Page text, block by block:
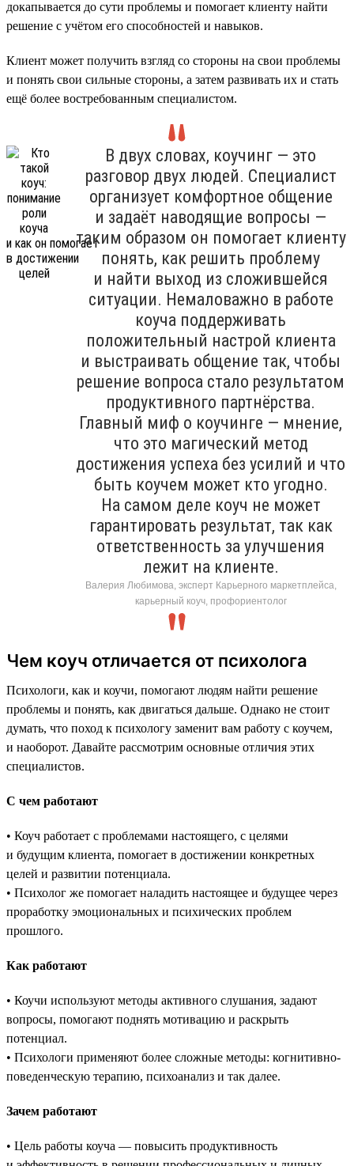
докапывается до сути проблемы и помогает клиенту найти
решение с учётом его способностей и навыков.
Клиент может получить взгляд со стороны на свои проблемы
и понять свои сильные стороны, а затем развивать их и стать
ещё более востребованным специалистом.
В двух словах, коучинг — это
разговор двух людей. Специалист
организует комфортное общение
и задаёт наводящие вопросы —
таким образом он помогает клиенту
понять, как решить проблему
и найти выход из сложившейся
ситуации. Немаловажно в работе
коуча поддерживать
положительный настрой клиента
и выстраивать общение так, чтобы
решение вопроса стало результатом
продуктивного партнёрства.
Главный миф о коучинге — мнение,
что это магический метод
достижения успеха без усилий и что
быть коучем может кто угодно.
На самом деле коуч не может
гарантировать результат, так как
ответственность за улучшения
лежит на клиенте.
Валерия Любимова, эксперт Карьерного маркетплейса,
карьерный коуч, профориентолог
Чем коуч отличается от психолога
Психологи, как и коучи, помогают людям найти решение
проблемы и понять, как двигаться дальше. Однако не стоит
думать, что поход к психологу заменит вам работу с коучем,
и наоборот. Давайте рассмотрим основные отличия этих
специалистов.
С чем работают
• Коуч работает с проблемами настоящего, с целями
и будущим клиента, помогает в достижении конкретных
целей и развитии потенциала.
• Психолог же помогает наладить настоящее и будущее через
проработку эмоциональных и психических проблем
прошлого.
Как работают
• Коучи используют методы активного слушания, задают
вопросы, помогают поднять мотивацию и раскрыть
потенциал.
• Психологи применяют более сложные методы: когнитивно-
поведенческую терапию, психоанализ и так далее.
Зачем работают
• Цель работы коуча — повысить продуктивность